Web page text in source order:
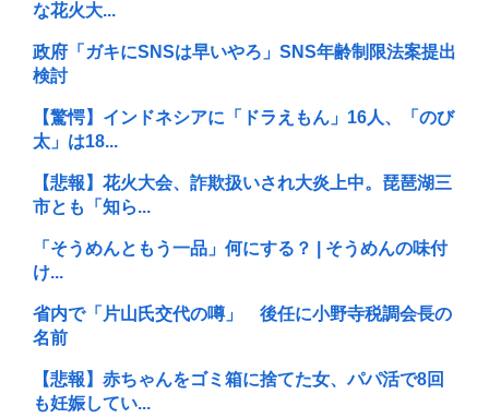
な花火大...
政府「ガキにSNSは早いやろ」SNS年齢制限法案提出
検討
【驚愕】インドネシアに「ドラえもん」16人、「のび
太」は18...
【悲報】花火大会、詐欺扱いされ大炎上中。琵琶湖三
市とも「知ら...
「そうめんともう一品」何にする？ | そうめんの味付
け...
省内で「片山氏交代の噂」 後任に小野寺税調会長の
名前
【悲報】赤ちゃんをゴミ箱に捨てた女、パパ活で8回
も妊娠してい...